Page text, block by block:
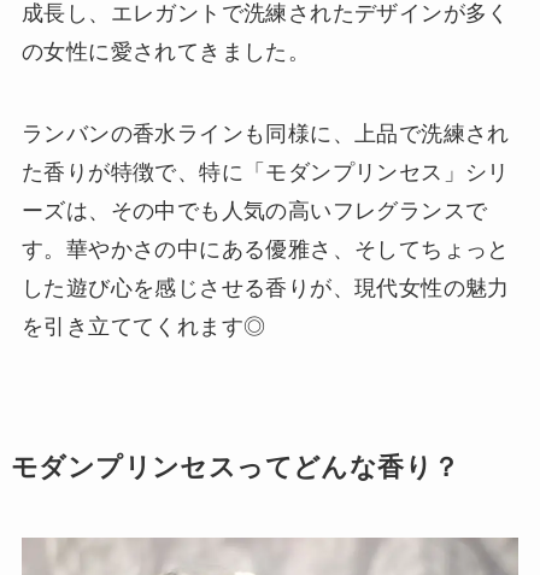
成長し、エレガントで洗練されたデザインが多く
の女性に愛されてきました。
ランバンの香水ラインも同様に、上品で洗練され
た香りが特徴で、特に「モダンプリンセス」シリ
ーズは、その中でも人気の高いフレグランスで
す。華やかさの中にある優雅さ、そしてちょっと
した遊び心を感じさせる香りが、現代女性の魅力
を引き立ててくれます◎
モダンプリンセスってどんな香り？